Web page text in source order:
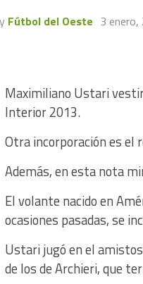
Fútbol del Oeste 3
Maximiliano Ustari
Interior 2013.
Otra incorporación es el
Además, en esta nota
El volante nacido en
ocasiones pasadas, se
Ustari jugó en el
de los de Archieri, que